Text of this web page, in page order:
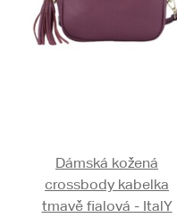
Dámská kožená
crossbody kabelka
tmavě fialová - ItalY